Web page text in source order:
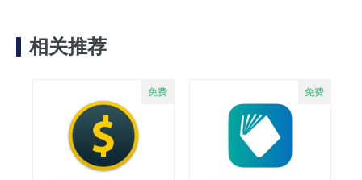
相关推荐